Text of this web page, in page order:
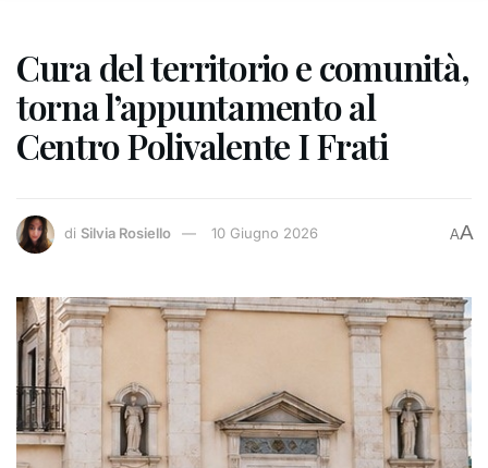
Cura del territorio e comunità,
torna l’appuntamento al
Centro Polivalente I Frati
di Silvia Rosiello 10 Giugno 2026 AA